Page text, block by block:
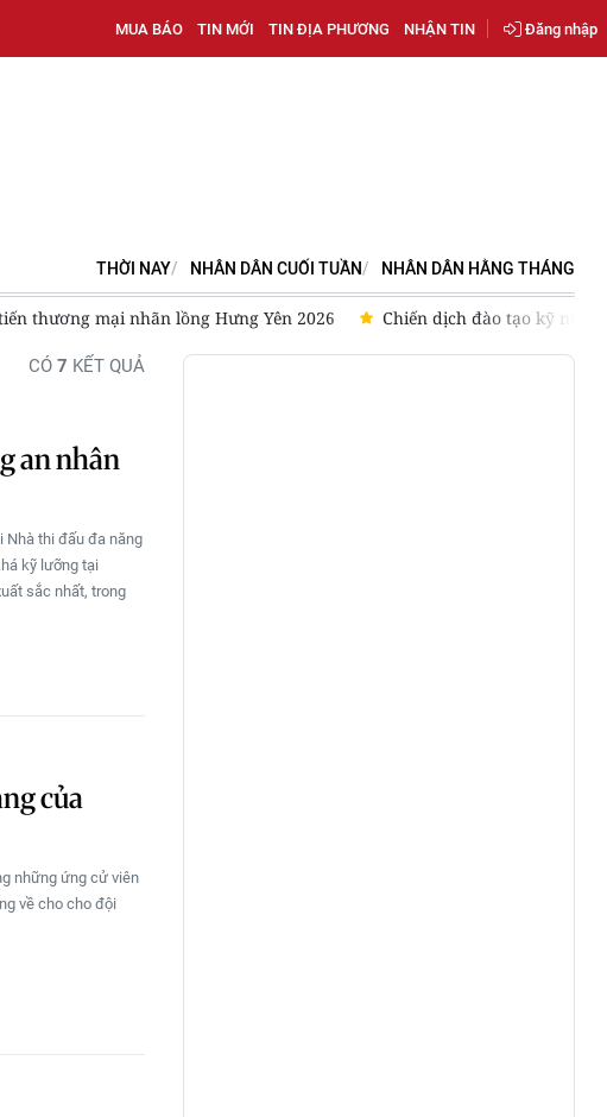
MUA BÁO TIN MỚI TIN ĐỊA PHƯƠNG NHẬN TIN Đăng nhập
THỜI NAY NHÂN DÂN CUỐI TUẦN NHÂN DÂN HẰNG THÁNG
mại nhãn lồng Hưng Yên 2026 Chiến dịch đào tạo kỹ năng lái xe
CÓ 7 KẾT QUẢ
an nhân
Nhà thi đấu đa năng
kỹ lưỡng tại
sắc nhất, trong
của
những ứng cử viên
về cho cho đội